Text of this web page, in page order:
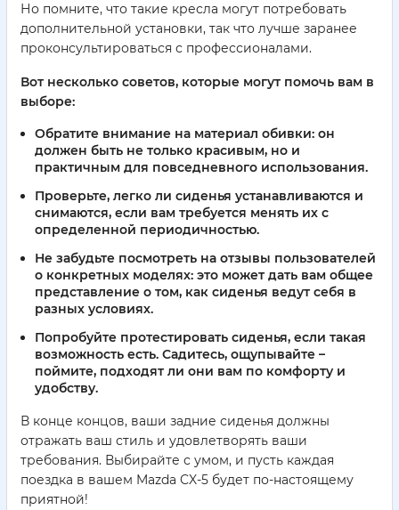
Но помните, что такие кресла могут потребовать
дополнительной установки, так что лучше заранее
проконсультироваться с профессионалами.
Вот несколько советов, которые могут помочь вам в
выборе:
Обратите внимание на материал обивки: он
должен быть не только красивым, но и
практичным для повседневного использования.
Проверьте, легко ли сиденья устанавливаются и
снимаются, если вам требуется менять их с
определенной периодичностью.
Не забудьте посмотреть на отзывы пользователей
о конкретных моделях: это может дать вам общее
представление о том, как сиденья ведут себя в
разных условиях.
Попробуйте протестировать сиденья, если такая
возможность есть. Садитесь, ощупывайте –
поймите, подходят ли они вам по комфорту и
удобству.
В конце концов, ваши задние сиденья должны
отражать ваш стиль и удовлетворять ваши
требования. Выбирайте с умом, и пусть каждая
поездка в вашем Mazda CX-5 будет по-настоящему
приятной!